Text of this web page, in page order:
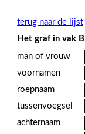
terug naar de lijst
Het graf in vak
man of vrouw
voornamen
roepnaam
tussenvoegsel
achternaam